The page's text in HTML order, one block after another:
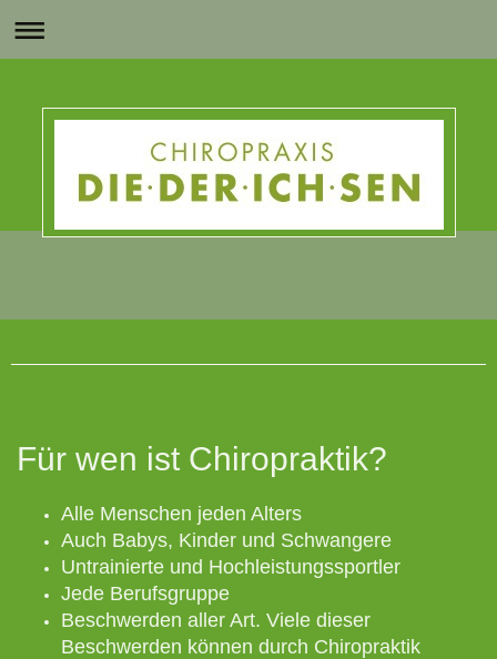
Für wen ist Chiropraktik?
Alle Menschen jeden Alters
Auch Babys, Kinder und Schwangere
Untrainierte und Hochleistungssportler
Jede Berufsgruppe
Beschwerden aller Art. Viele dieser
Beschwerden können durch Chiropraktik